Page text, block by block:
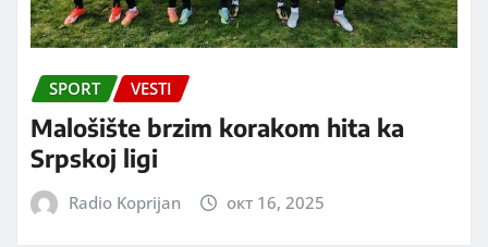
SPORT VESTI
Malošište brzim korakom hita ka
Srpskoj ligi
Radio Koprijan окт 16, 2025